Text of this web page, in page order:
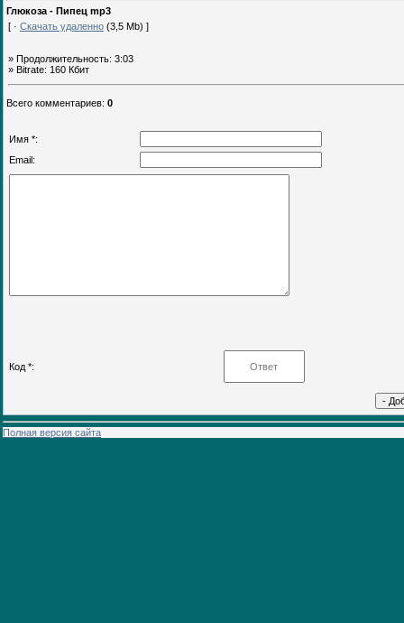
Глюкоза - Пипец mp3
[ · Скачать удаленно (3,5 Mb) ]
» Продолжительность: 3:03
» Bitrate: 160 Кбит
Всего комментариев: 0
Имя *:
Email:
Код *:
Полная версия сайта